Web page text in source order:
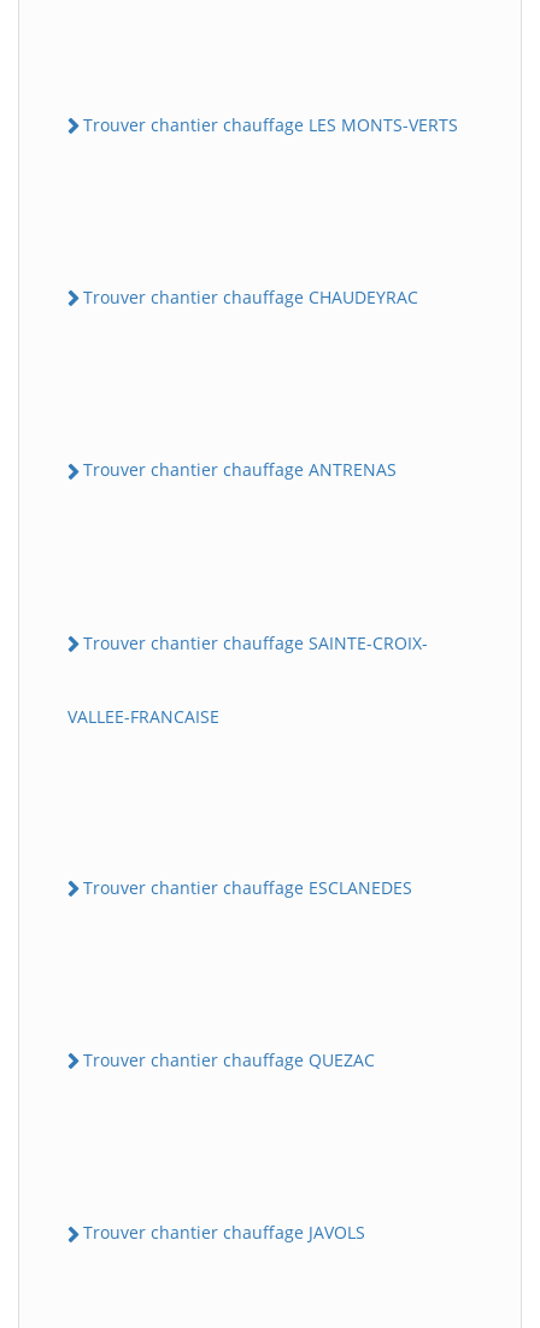
Trouver chantier chauffage LES MONTS-VERTS
Trouver chantier chauffage CHAUDEYRAC
Trouver chantier chauffage ANTRENAS
Trouver chantier chauffage SAINTE-CROIX-
VALLEE-FRANCAISE
Trouver chantier chauffage ESCLANEDES
Trouver chantier chauffage QUEZAC
Trouver chantier chauffage JAVOLS